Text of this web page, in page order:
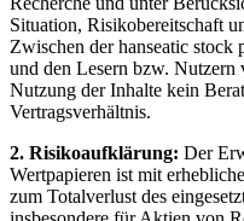
Situation, Risikobereitschaft
Zwischen der hanseatic
und den Lesern bzw.
Nutzung der Inhalte kein
Vertragsverhältnis.
2. Risikoaufklärung: Der
Wertpapieren ist mit
zum Totalverlust des